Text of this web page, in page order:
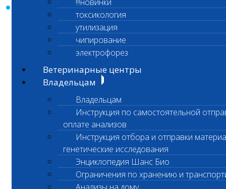
токсикология
утилизация
чипирование
электрофорез
Ветеринарные центры
Владельцам
Владельцам
Инструкция по самостоятельной
оплате анализов
Инструкция отбора и отправки
генетические исследования
Энциклопедия Шанс Био
Ограничения по хранению и
- Местоположение.
Согласие дано ООО «Шанс Био» для
совершения следующих действий с моими
персональными данными с
использованием средств автоматизации и/
или без использования таких средств:
сбор, систематизация, накопление,
хранение, уточнение (обновление,
изменение), использование,
обезличивание, а также осуществление
любых иных действий, предусмотренных
действующим законодательством РФ как
неавтоматизированными, так и
автоматизированными способами. Данное
согласие дается ООО «Шанс Био» для